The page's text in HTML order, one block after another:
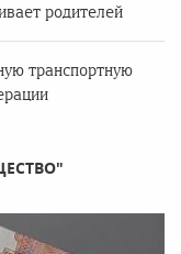
родителей
транспортную